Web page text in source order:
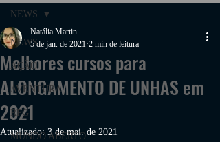
NEWS
AÇÃO
AVENTURA
RPG
MUNDO ABERTO
NEWS
Melhores cursos para
ALONGAMENTO DE UNHAS em
2021
Natália Martin
5 de jan. de 2021 2 min de leitura
Atualizado: 3 de mai. de 2021